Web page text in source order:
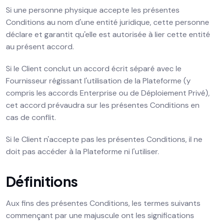
Si une personne physique accepte les présentes
Conditions au nom d'une entité juridique, cette personne
déclare et garantit qu'elle est autorisée à lier cette entité
au présent accord.
Si le Client conclut un accord écrit séparé avec le
Fournisseur régissant l'utilisation de la Plateforme (y
compris les accords Enterprise ou de Déploiement Privé),
cet accord prévaudra sur les présentes Conditions en
cas de conflit.
Si le Client n'accepte pas les présentes Conditions, il ne
doit pas accéder à la Plateforme ni l'utiliser.
Définitions
Aux fins des présentes Conditions, les termes suivants
commençant par une majuscule ont les significations